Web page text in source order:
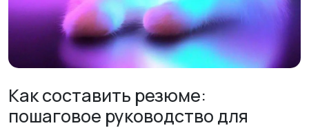
Как составить резюме:
пошаговое руководство для